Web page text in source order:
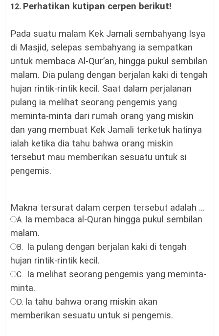
12. Perhatikan kutipan cerpen berikut!
Pada suatu malam Kek Jamali sembahyang Isya
di Masjid, selepas sembahyang ia sempatkan
untuk membaca Al-Qur’an, hingga pukul sembilan
malam. Dia pulang dengan berjalan kaki di tengah
hujan rintik-rintik kecil. Saat dalam perjalanan
pulang ia melihat seorang pengemis yang
meminta-minta dari rumah orang yang miskin
dan yang membuat Kek Jamali terketuk hatinya
ialah ketika dia tahu bahwa orang miskin
tersebut mau memberikan sesuatu untuk si
pengemis.
Makna tersurat dalam cerpen tersebut adalah ...
A. Ia membaca al-Quran hingga pukul sembilan
malam.
B. Ia pulang dengan berjalan kaki di tengah
hujan rintik-rintik kecil.
C. Ia melihat seorang pengemis yang meminta-
minta.
D. Ia tahu bahwa orang miskin akan
memberikan sesuatu untuk si pengemis.